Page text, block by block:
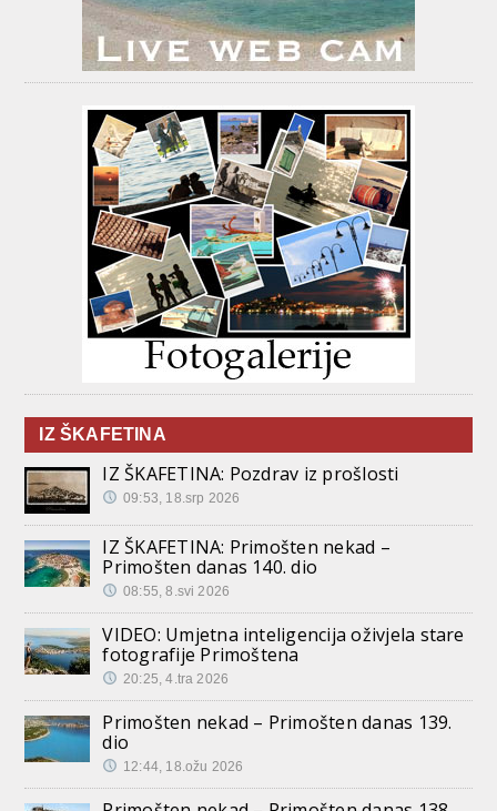
IZ ŠKAFETINA
IZ ŠKAFETINA: Pozdrav iz prošlosti
09:53, 18.srp 2026
IZ ŠKAFETINA: Primošten nekad –
Primošten danas 140. dio
08:55, 8.svi 2026
VIDEO: Umjetna inteligencija oživjela stare
fotografije Primoštena
20:25, 4.tra 2026
Primošten nekad – Primošten danas 139.
dio
12:44, 18.ožu 2026